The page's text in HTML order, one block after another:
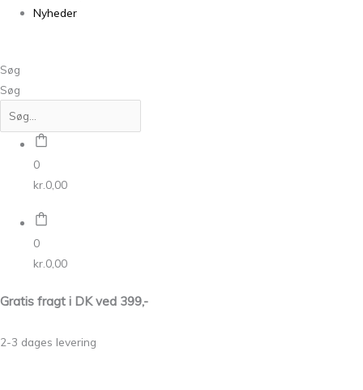
Nyheder
Søg
Søg
0
kr. 0,00
0
kr. 0,00
Gratis fragt i DK ved 399,-
2-3 dages levering